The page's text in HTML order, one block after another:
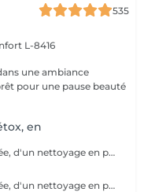
535
L-8416
une ambiance
pour une pause beauté
en
Besoin d'éclat, de stimulation cutanée, d'un nettoyage en profondeur? Avec l'action combinée d'acides hyaluroniques, lactiques et salicyliques, additionnés de planctons marins et de camphre, ce soin coche toutes les cases d'un soin cabine PROFESSIONNEL. A tester .
Besoin d'éclat, de stimulation cutanée, d'un nettoyage en profondeur ? Avec l'action combinée d'acides hyaluronique, lactique et salicylique additionnés de planctons marins et de camphre, ce soin coche toutes les cases d'un soin cabine PROFESSIONNEL. A tester.